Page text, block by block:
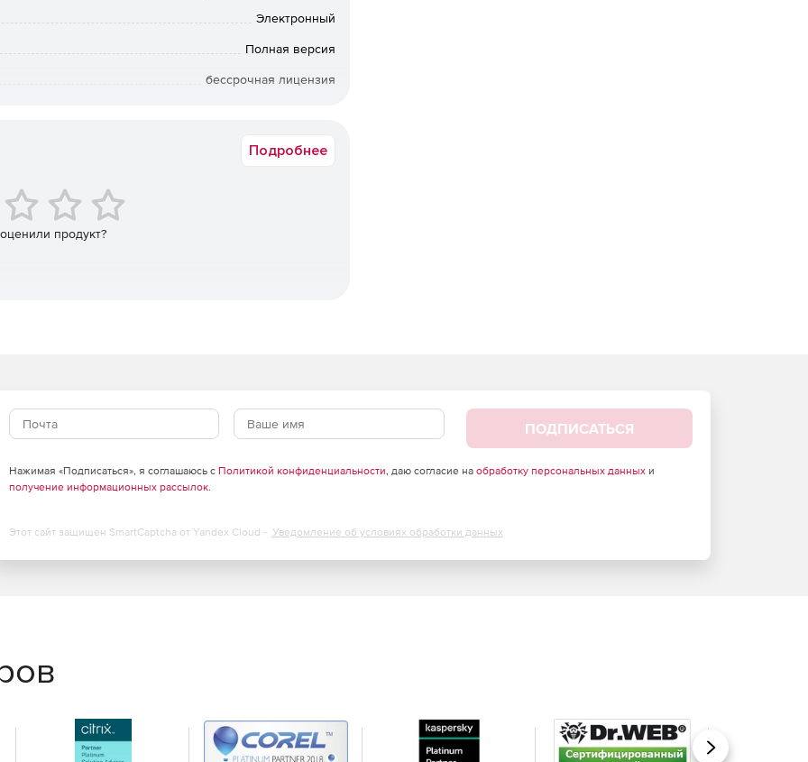
EPC, блок‑схемы;
загрузки ресурсов;
изменений до их внедрения;
и графиков.
Электронный
Полная версия
бессрочная лицензия
Подробнее
продукт?
ПОДПИСАТЬСЯ
Нажимая «Подписаться», я соглашаюсь с Политикой конфиденциальности, даю согласие на обработку персональных данныхи
получение информационных рассылок.
Этот сайт защищен SmartCaptcha от Yandex Cloud - Уведомление об условиях обработки данных
Вперед